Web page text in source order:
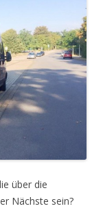
über die
Nächste sein?